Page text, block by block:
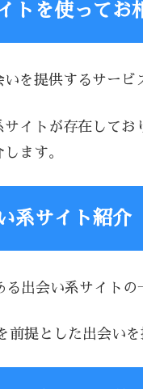
トを使ってお
を提供するサー
イトが存在して
ます。
系サイト紹介
出会い系サイト
提とした出会い